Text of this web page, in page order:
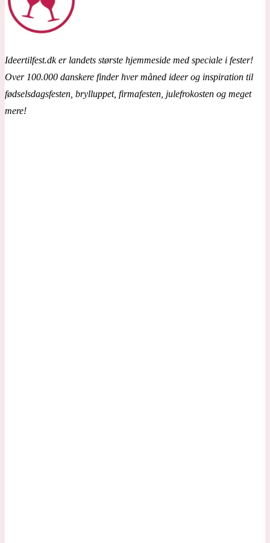
Ideertilfest.dk er landets største hjemmeside med speciale i fester!
Over 100.000 danskere finder hver måned ideer og inspiration til
fødselsdagsfesten, brylluppet, firmafesten, julefrokosten og meget
mere!